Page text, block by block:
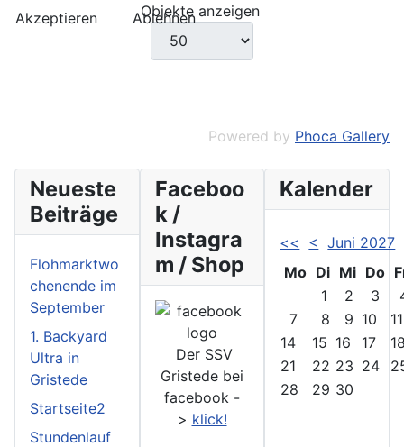
Objekte anzeigen
Powered by Phoca Gallery
Neueste
Beiträge
Flohmarktwo
chenende im
September
1. Backyard
Ultra in
Gristede
Startseite2
Stundenlauf
Faceboo
k /
Instagra
m / Shop
Der SSV
Gristede bei
facebook -
> klick!
Kalender
<< <
Juni 2027
Mo Di Mi Do
1
2 3
7
8 9 10
11
14
15 16 17
21
22 23 24
28
29 30
Akzeptieren Ablehnen